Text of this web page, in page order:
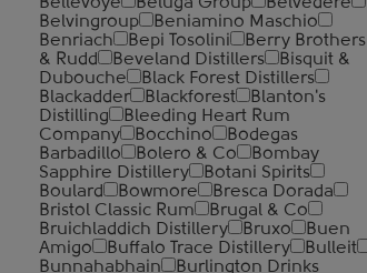
Belvingroup
Beniamino Maschio
Benriach
Bepi Tosolini
Berry Brothers
& Rudd
Beveland Distillers
Bisquit &
Dubouche
Black Forest Distillers
Blackadder
Blackforest
Blanton's
Distilling
Bleeding Heart Rum
Company
Bocchino
Bodegas
Barbadillo
Bolero & Co
Bombay
Sapphire Distillery
Botani Spirits
Boulard
Bowmore
Bresca Dorada
Bristol Classic Rum
Brugal & Co
Bruichladdich Distillery
Bruxo
Buen
Amigo
Buffalo Trace Distillery
Bulleit
Bunnahabhain
Burlington Drinks